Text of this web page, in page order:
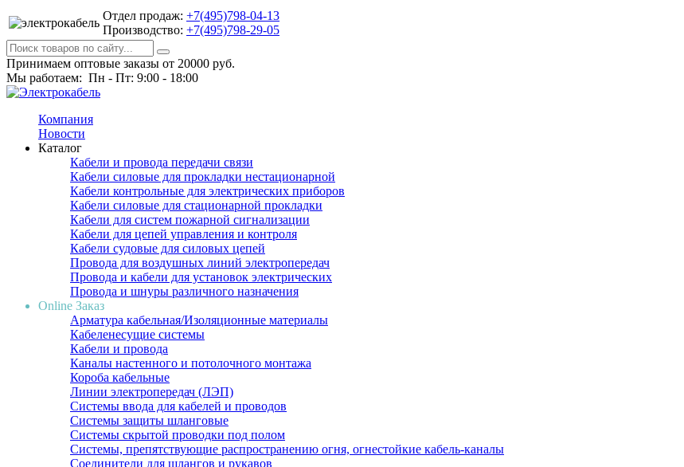
Отдел продаж: +7(495)798-04-13
Производство: +7(495)798-29-05
Принимаем оптовые заказы от 20000 руб.
Мы работаем: Пн - Пт: 9:00 - 18:00
Компания
Новости
Каталог
Кабели и провода передачи связи
Кабели силовые для прокладки нестационарной
Кабели контрольные для электрических приборов
Кабели силовые для стационарной прокладки
Кабели для систем пожарной сигнализации
Кабели для цепей управления и контроля
Кабели судовые для силовых цепей
Провода для воздушных линий электропередач
Провода и кабели для установок электрических
Провода и шнуры различного назначения
Online Заказ
Арматура кабельная/Изоляционные материалы
Кабеленесущие системы
Кабели и провода
Каналы настенного и потолочного монтажа
Короба кабельные
Линии электропередач (ЛЭП)
Системы ввода для кабелей и проводов
Системы защиты шланговые
Системы скрытой проводки под полом
Системы, препятствующие распространению огня, огнестойкие кабель-каналы
Соединители для шлангов и рукавов